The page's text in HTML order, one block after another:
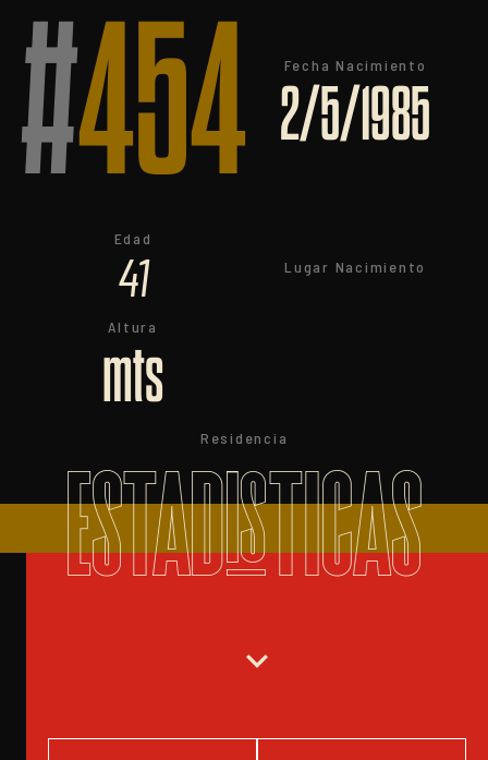
#454 Fecha Nacimiento
2/5/1985
Edad
41 Lugar Nacimiento
Altura
mts
Residencia
ESTADISTICAS
expand_more